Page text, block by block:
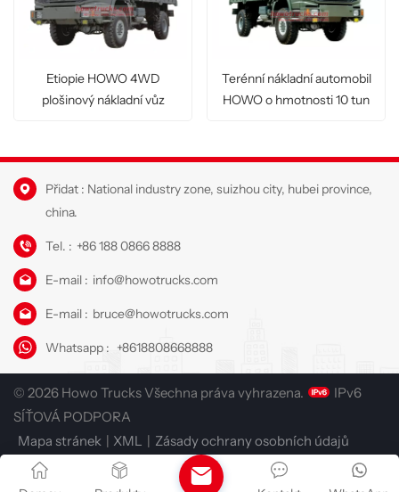
Etiopie HOWO 4WD
plošinový nákladní vůz
Terénní nákladní automobil
HOWO o hmotnosti 10 tun
Přidat : National industry zone, suizhou city, hubei province,
china.
Tel. : +86 188 0866 8888
E-mail : info@howotrucks.com
E-mail : bruce@howotrucks.com
Whatsapp : +8618808668888
© 2026 Howo Trucks Všechna práva vyhrazena.
IPv6
SÍŤOVÁ PODPORA
Mapa stránek | XML | Zásady ochrany osobních údajů